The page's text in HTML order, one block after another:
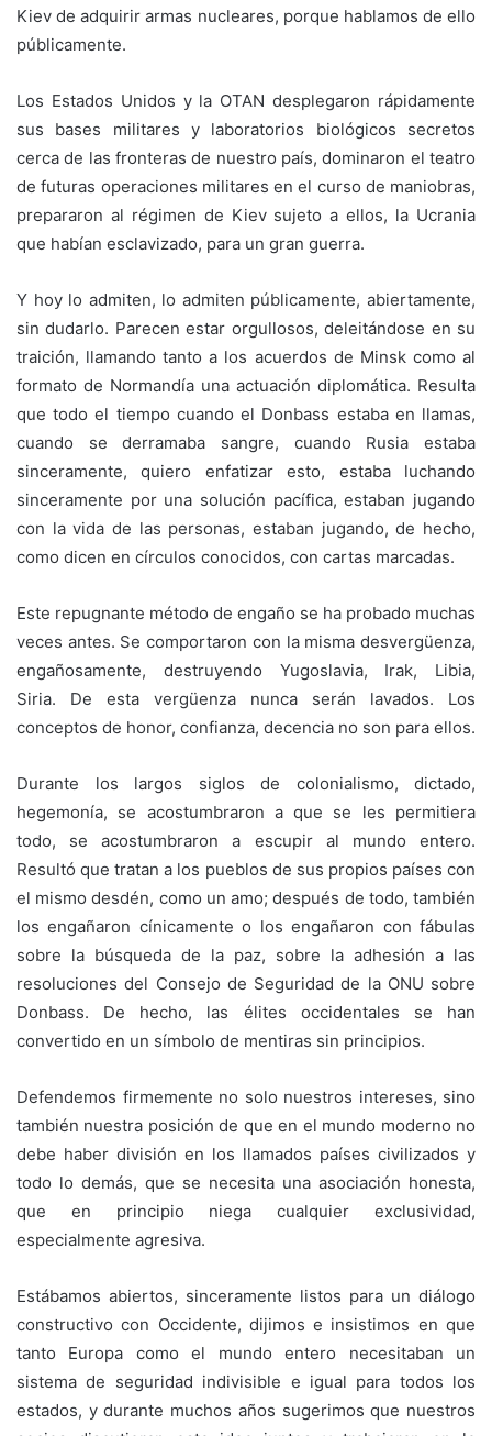
Kiev de adquirir armas nucleares, porque hablamos de ello
públicamente.
Los Estados Unidos y la OTAN desplegaron rápidamente
sus bases militares y laboratorios biológicos secretos
cerca de las fronteras de nuestro país, dominaron el teatro
de futuras operaciones militares en el curso de maniobras,
prepararon al régimen de Kiev sujeto a ellos, la Ucrania
que habían esclavizado, para un gran guerra.
Y hoy lo admiten, lo admiten públicamente, abiertamente,
sin dudarlo. Parecen estar orgullosos, deleitándose en su
traición, llamando tanto a los acuerdos de Minsk como al
formato de Normandía una actuación diplomática. Resulta
que todo el tiempo cuando el Donbass estaba en llamas,
cuando se derramaba sangre, cuando Rusia estaba
sinceramente, quiero enfatizar esto, estaba luchando
sinceramente por una solución pacífica, estaban jugando
con la vida de las personas, estaban jugando, de hecho,
como dicen en círculos conocidos, con cartas marcadas.
Este repugnante método de engaño se ha probado muchas
veces antes. Se comportaron con la misma desvergüenza,
engañosamente, destruyendo Yugoslavia, Irak, Libia,
Siria. De esta vergüenza nunca serán lavados. Los
conceptos de honor, confianza, decencia no son para ellos.
Durante los largos siglos de colonialismo, dictado,
hegemonía, se acostumbraron a que se les permitiera
todo, se acostumbraron a escupir al mundo entero.
Resultó que tratan a los pueblos de sus propios países con
el mismo desdén, como un amo; después de todo, también
los engañaron cínicamente o los engañaron con fábulas
sobre la búsqueda de la paz, sobre la adhesión a las
resoluciones del Consejo de Seguridad de la ONU sobre
Donbass. De hecho, las élites occidentales se han
convertido en un símbolo de mentiras sin principios.
Defendemos firmemente no solo nuestros intereses, sino
también nuestra posición de que en el mundo moderno no
debe haber división en los llamados países civilizados y
todo lo demás, que se necesita una asociación honesta,
que en principio niega cualquier exclusividad,
especialmente agresiva.
Estábamos abiertos, sinceramente listos para un diálogo
constructivo con Occidente, dijimos e insistimos en que
tanto Europa como el mundo entero necesitaban un
sistema de seguridad indivisible e igual para todos los
estados, y durante muchos años sugerimos que nuestros